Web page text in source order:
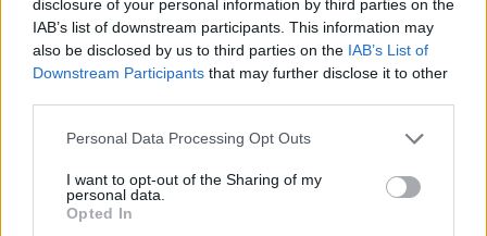
disclosure of your personal information by third parties on the
IAB’s list of downstream participants. This information may
also be disclosed by us to third parties on the IAB’s List of
Downstream Participants that may further disclose it to other
Please note that this website/app uses one or more Google
not limited to your visit or usage behaviour. You may click to
grant or deny consent to Google and its third-party tags to
use your data for below specified purposes in below Google
Personal Data Processing Opt Outs
I want to opt-out of the Sharing of my
personal data.
Opted In
szalamandrának.
–Te Alenka, milyen okos ember vagy! – tört ki
Husiból az elismerés. - Ha te nem jössz, és
nem csinálsz két parkettet is, lehet, hogy itt
kismadárszárnyak és bogárlábak törtek
volna ketté a figyelmetlenségünk miatt!
Hú, ha most láttátok volna Alenka arcát, csak
úgy sugárzott a boldogságtól! Hiszen
megdicsérte őt egy igazi botsáska! Az